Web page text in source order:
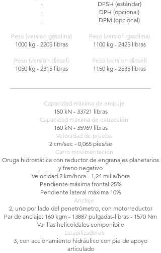
-
-
-
Peso (version gasolina)
1000 kg - 2205 libras
Peso (version diesel)
1050 kg - 2315 libras
DPSH (estándar)
DPH (opcional)
DPM (opcional)
Peso (version gasolina)
1100 kg - 2425 libras
Peso (version diesel)
1150 kg - 2535 libras
Capacidad máxima de empuje
Capacidad máxima de extracción
Velocidad de prueba
Carro movimentación
Anclaje
Estabilizadores
150 kN - 33721 libras
160 kN - 35969 libras
2 cm/sec - 0,065 pies/se
Oruga hidrostática con reductor de engranajes planetarios
y freno negativo
Velocidad 2 km/hora - 1,24 milla/hora
Pendiente máxima frontal 25%
Pendiente lateral máxima 10%
2, uno por lado del penetrómetro, con motorreductor
Par de anclaje: 160 kgm - 13887 pulgadas-libras - 1570 Nm
Varillas helicoidales componibile
3, con accionamiento hidráulico con pie de apoyo
articulado